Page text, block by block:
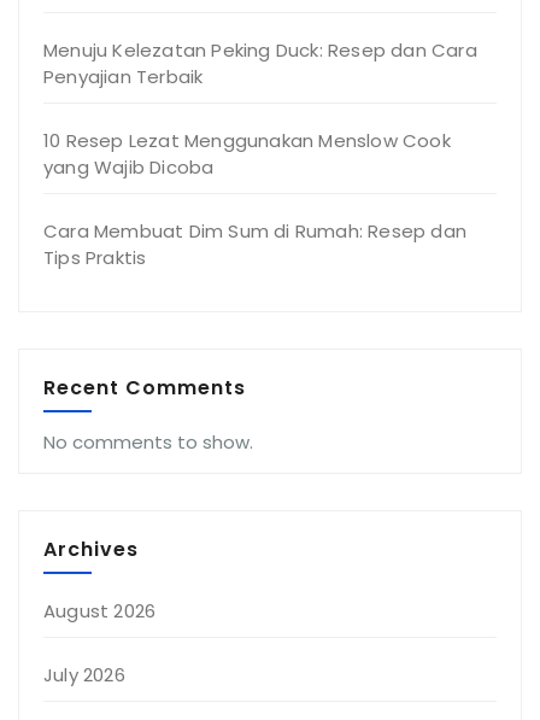
Menuju Kelezatan Peking Duck: Resep dan Cara
Penyajian Terbaik
10 Resep Lezat Menggunakan Menslow Cook
yang Wajib Dicoba
Cara Membuat Dim Sum di Rumah: Resep dan
Tips Praktis
Recent Comments
No comments to show.
Archives
August 2026
July 2026